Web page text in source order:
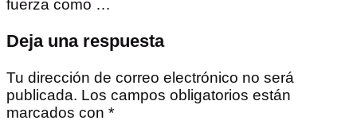
fuerza como …
Deja una respuesta
Tu dirección de correo electrónico no será
publicada. Los campos obligatorios están
marcados con *